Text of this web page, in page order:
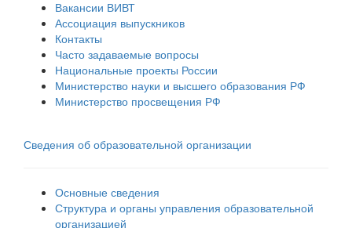
Вакансии ВИВТ
Ассоциация выпускников
Контакты
Часто задаваемые вопросы
Национальные проекты России
Министерство науки и высшего образования РФ
Министерство просвещения РФ
Сведения об образовательной организации
Основные сведения
Структура и органы управления образовательной
организацией